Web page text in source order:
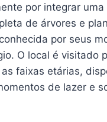
por integrar uma
de árvores e
por seus
O local é visitado
faixas etárias,
de lazer e